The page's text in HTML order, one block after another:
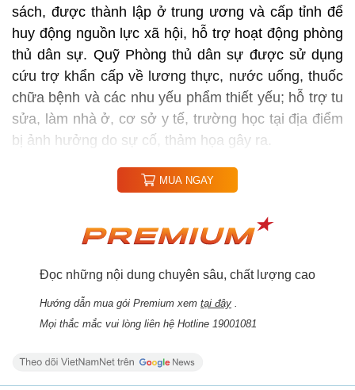
sách, được thành lập ở trung ương và cấp tỉnh để
huy động nguồn lực xã hội, hỗ trợ hoạt động phòng
thủ dân sự. Quỹ Phòng thủ dân sự được sử dụng
cứu trợ khẩn cấp về lương thực, nước uống, thuốc
chữa bệnh và các nhu yếu phẩm thiết yếu; hỗ trợ tu
sửa, làm nhà ở, cơ sở y tế, trường học tại địa điểm
bị ảnh hưởng do sự cố, thảm họa gây ra.
MUA NGAY
Đọc những nội dung chuyên sâu, chất lượng cao
Hướng dẫn mua gói Premium xem tại đây .
Mọi thắc mắc vui lòng liên hệ Hotline 19001081